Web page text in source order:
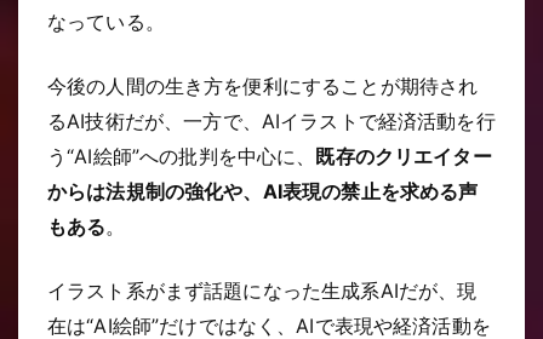
なっている。
今後の人間の生き方を便利にすることが期待され
るAI技術だが、一方で、AIイラストで経済活動を行
う“AI絵師”への批判を中心に、 既存のクリエイター
からは法規制の強化や、AI表現の禁止を求める声
もある。
イラスト系がまず話題になった生成系AIだが、現
在は“AI絵師”だけではなく、AIで表現や経済活動を